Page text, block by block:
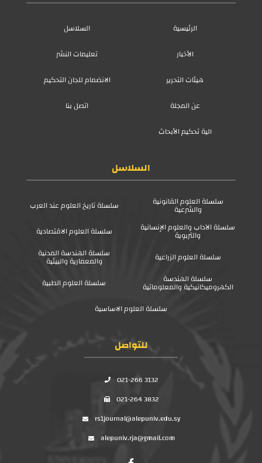
الرئيسية
السلاسل
الأخبار
تعليمات النشر
هيئات التحرير
الانضمام للجان التحكيم
عن المجلة
اتصل بنا
آلية تحكيم الأبحاث
السلاسل
سلسلة العلوم القانونية
والشرعية
سلسلة تاريخ العلوم عند العرب
سلسلة الآداب والعلوم الإنسانية
والتربوية
سلسلة العلوم الاقتصادية
سلسلة العلوم الزراعية
سلسلة الهندسة المدنية
والمعمارية والبيئية
سلسلة الهندسة
الكهروميكانيكية والمعلوماتية
سلسلة العلوم الطبية
سلسلة العلوم الاساسية
للتواصل
021-266 3132
021-264 3832
rs1journal@alepuniv.edu.sy
alepuniv.rja@gmail.com